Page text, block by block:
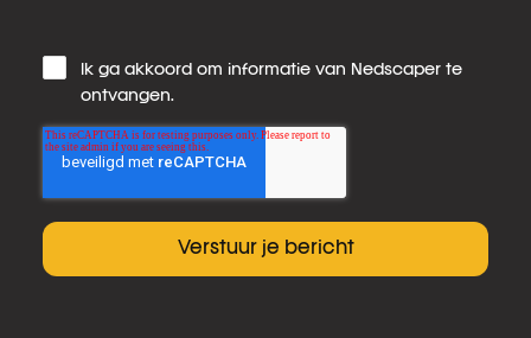
Ik ga akkoord om informatie van Nedscaper te
ontvangen.